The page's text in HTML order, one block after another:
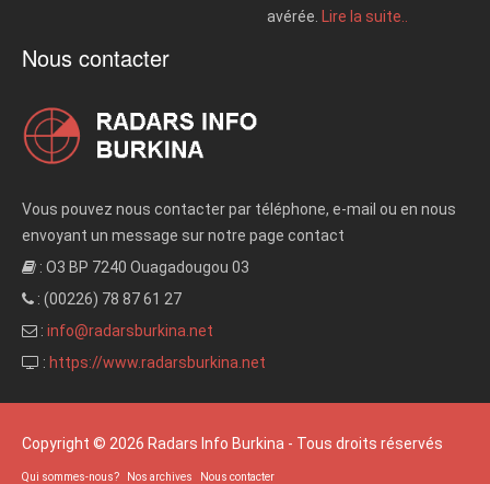
avérée.
Lire la suite..
Nous contacter
Vous pouvez nous contacter par téléphone, e-mail ou en nous
envoyant un message sur notre page contact
: O3 BP 7240 Ouagadougou 03
: (00226) 78 87 61 27
: info@radarsburkina.net
: https://www.radarsburkina.net
Copyright © 2026 Radars Info Burkina - Tous droits réservés
Qui sommes-nous? Nos archives Nous contacter